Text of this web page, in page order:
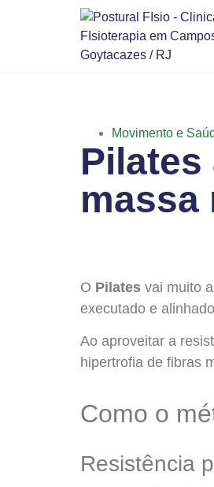
Movimento e
Pilates
massa
O Pilates vai muito
executado e
Ao aproveitar a
hipertrofia de fibras
Como o
Resistência